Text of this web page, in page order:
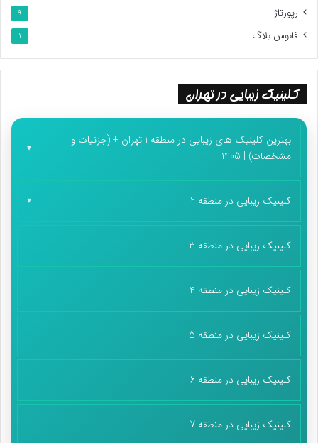
رپورتاژ 9
فانوس بلاگ 1
کلینیک زیبایی در تهران
بهترین کلینیک های زیبایی در منطقه 1 تهران + (جزئیات و
مشخصات) | 1405
کلینیک زیبایی در منطقه 2
کلینیک زیبایی در منطقه 3
کلینیک زیبایی در منطقه 4
کلینیک زیبایی در منطقه 5
کلینیک زیبایی در منطقه 6
کلینیک زیبایی در منطقه 7